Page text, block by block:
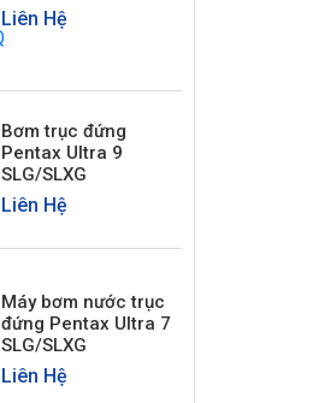
Liên Hệ
Bơm trục đứng
Pentax Ultra 9
SLG/SLXG
Liên Hệ
Máy bơm nước trục
đứng Pentax Ultra 7
SLG/SLXG
Liên Hệ